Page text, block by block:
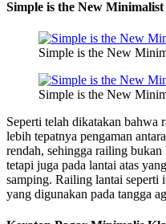
Simple is the New
Simple is the New
Simple is the New
Seperti telah dikatakan bahwa
lebih tepatnya pengaman
rendah, sehingga railing bukan
tetapi juga pada lantai atas
samping. Railing lantai seperti
yang digunakan pada tangga